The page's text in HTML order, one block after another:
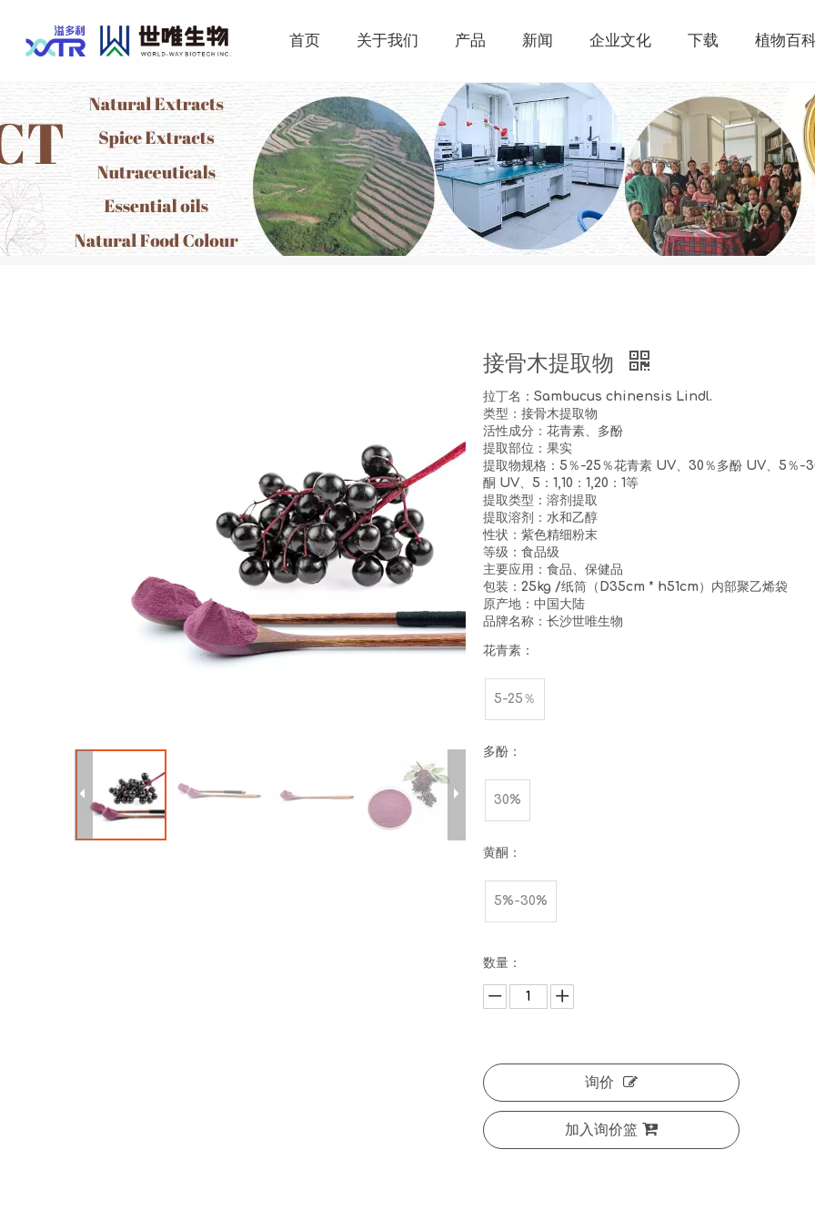
首页 关于我们 产品 新闻 企业文化 下载 植物百
接骨木提取物
拉丁名：Sambucus chinensis Lindl.
类型：接骨木提取物
活性成分：花青素、多酚
提取部位：果实
提取物规格：5％-25％花青素 UV、30％多酚 UV、5％-
酮 UV、5：1,10：1,20：1等
提取类型：溶剂提取
提取溶剂：水和乙醇
性状：紫色精细粉末
等级：食品级
主要应用：食品、保健品
包装：25kg /纸筒（D35cm * h51cm）内部聚乙烯袋
原产地：中国大陆
品牌名称：长沙世唯生物
花青素：
5-25％
多酚：
30%
黄酮：
5%-30%
数量：
询价
加入询价篮